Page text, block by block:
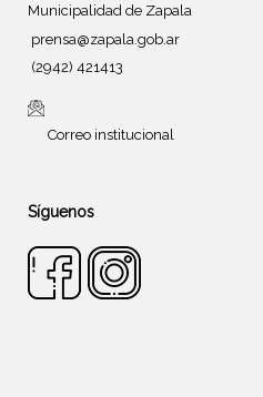
Municipalidad de Zapala
prensa@zapala.gob.ar
(2942) 421413
Correo institucional
Síguenos